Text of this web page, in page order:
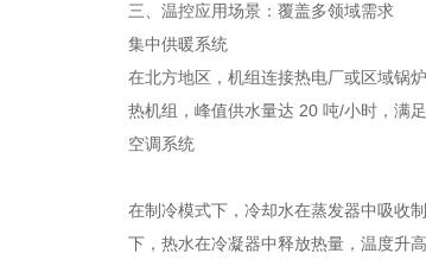
三、温控应用场景：覆盖多领域需求
集中供暖系统
在北方地区，机组连接热电厂或区域锅
热机组，峰值供水量达 20 吨/小时，满
空调系统
在制冷模式下，冷却水在蒸发器中吸收
下，热水在冷凝器中释放热量，温度升